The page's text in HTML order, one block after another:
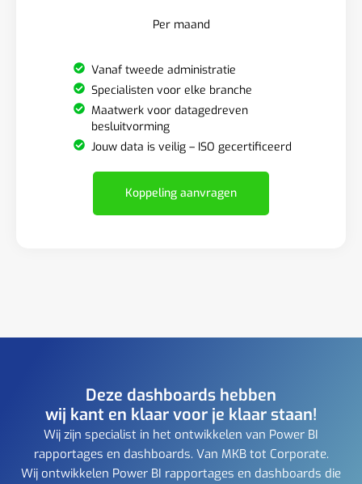
Per maand
Vanaf tweede administratie
Specialisten voor elke branche
Maatwerk voor datagedreven
besluitvorming
Jouw data is veilig – ISO gecertificeerd
Koppeling aanvragen
Deze dashboards hebben
wij kant en klaar voor je klaar staan!
Wij zijn specialist in het ontwikkelen van Power BI
rapportages en dashboards. Van MKB tot Corporate.
Wij ontwikkelen Power BI rapportages en dashboards die